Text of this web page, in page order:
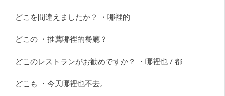
どこを間違えましたか？ ・哪裡的
どこの ・推薦哪裡的餐廳？
どこのレストランがお勧めですか？ ・哪裡也 / 都
どこも ・今天哪裡也不去。